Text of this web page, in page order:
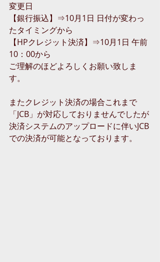
変更日
【銀行振込】⇒10月1日 日付が変わっ
たタイミングから
【HPクレジット決済】⇒10月1日 午前
10：00から
ご理解のほどよろしくお願い致しま
す。
またクレジット決済の場合これまで
「JCB」が対応しておりませんでしたが
決済システムのアップロードに伴いJCB
での決済が可能となっております。